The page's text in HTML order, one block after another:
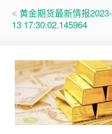
黄金期货最新情报
13 17:30:02.145964